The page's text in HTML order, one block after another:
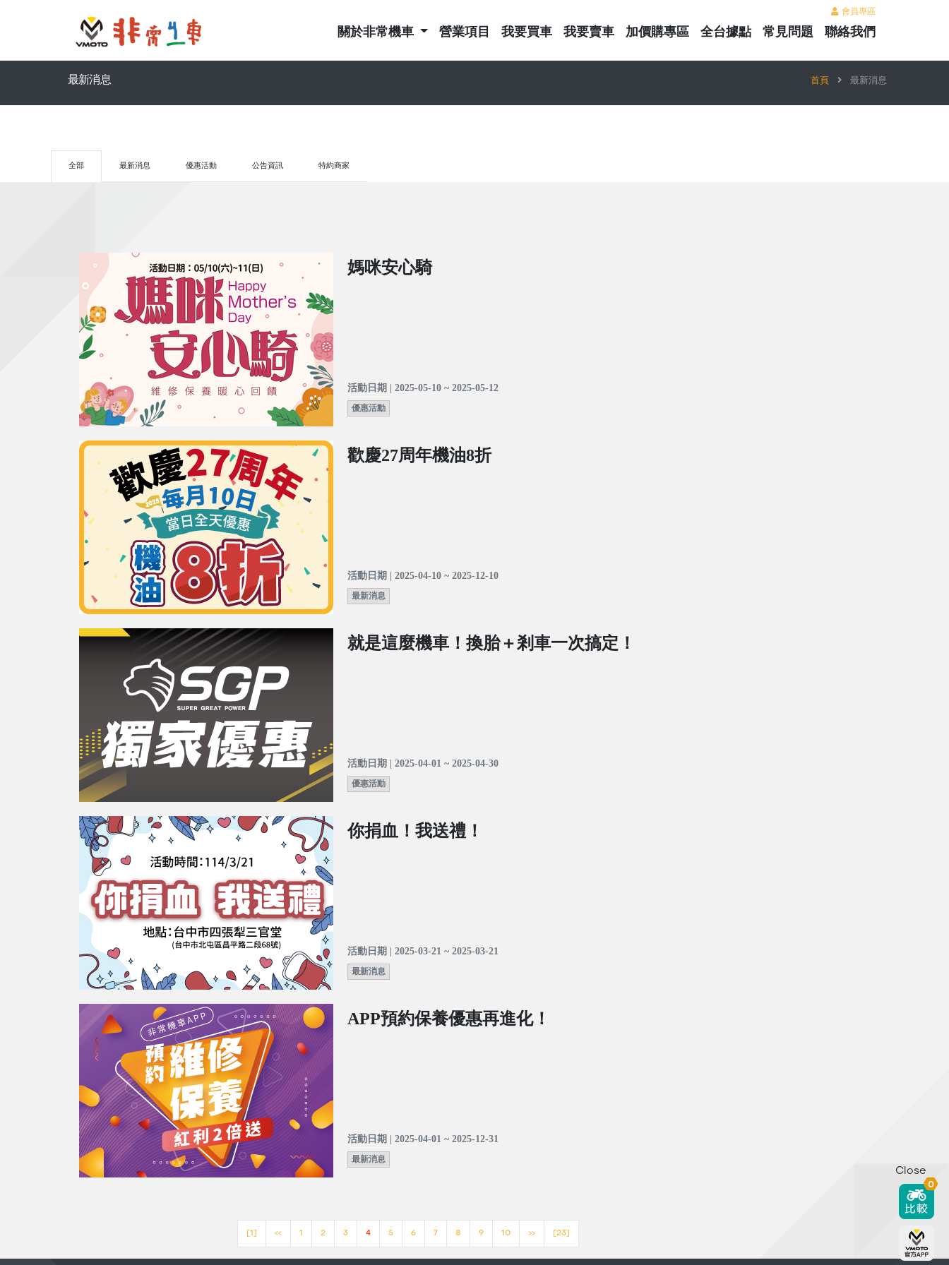
會員專區
關於非常機車 營業項目 我要買車 我要賣車 加價購專區 全台據點 常見問題 聯絡我們
最新消息 首頁 最新消息
全部 最新消息 優惠活動 公告資訊 特約商家
媽咪安心騎
活動日期 | 2025-05-10 ~ 2025-05-12
優惠活動
歡慶27周年機油8折
活動日期 | 2025-04-10 ~ 2025-12-10
最新消息
就是這麼機車！換胎＋剎車一次搞定！
活動日期 | 2025-04-01 ~ 2025-04-30
優惠活動
你捐血！我送禮！
活動日期 | 2025-03-21 ~ 2025-03-21
最新消息
APP預約保養優惠再進化！
活動日期 | 2025-04-01 ~ 2025-12-31
最新消息
[1] << 1 2 3 4 5 6 7 8 9 10 >> [23]
Close
0